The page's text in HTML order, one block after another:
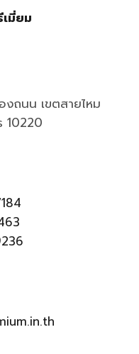
มี่ยม
ถนน เขตสายไหม
10220